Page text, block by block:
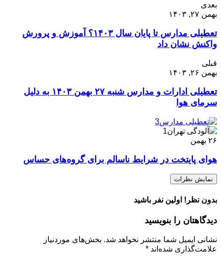
بعدی
بهمن ۲۷, ۱۴۰۳
تعطیلی مدارس تا پایان سال ۱۴۰۳؟ آموزش و پرورش
واکنش نشان داد
قبلی
بهمن ۲۶, ۱۴۰۳
تعطیلی ادارات و مدارس شنبه ۲۷ بهمن ۱۴۰۳ به دلیل
سرمای هوا
۲۶ بهمن
هوای پایتخت در شرایط ناسالم برای گروه‌های حساس
نمایش نظرات
بدون نظر! اولین نفر باشید
دیدگاهتان را بنویسید
نشانی ایمیل شما منتشر نخواهد شد. بخش‌های موردنیاز
علامت‌گذاری شده‌اند *